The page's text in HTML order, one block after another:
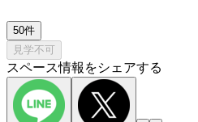
50件
見学不可
スペース情報をシェアする